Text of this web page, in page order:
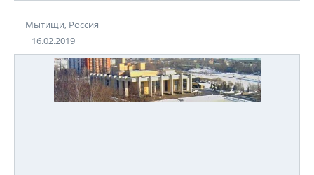
Мытищи, Россия
16.02.2019